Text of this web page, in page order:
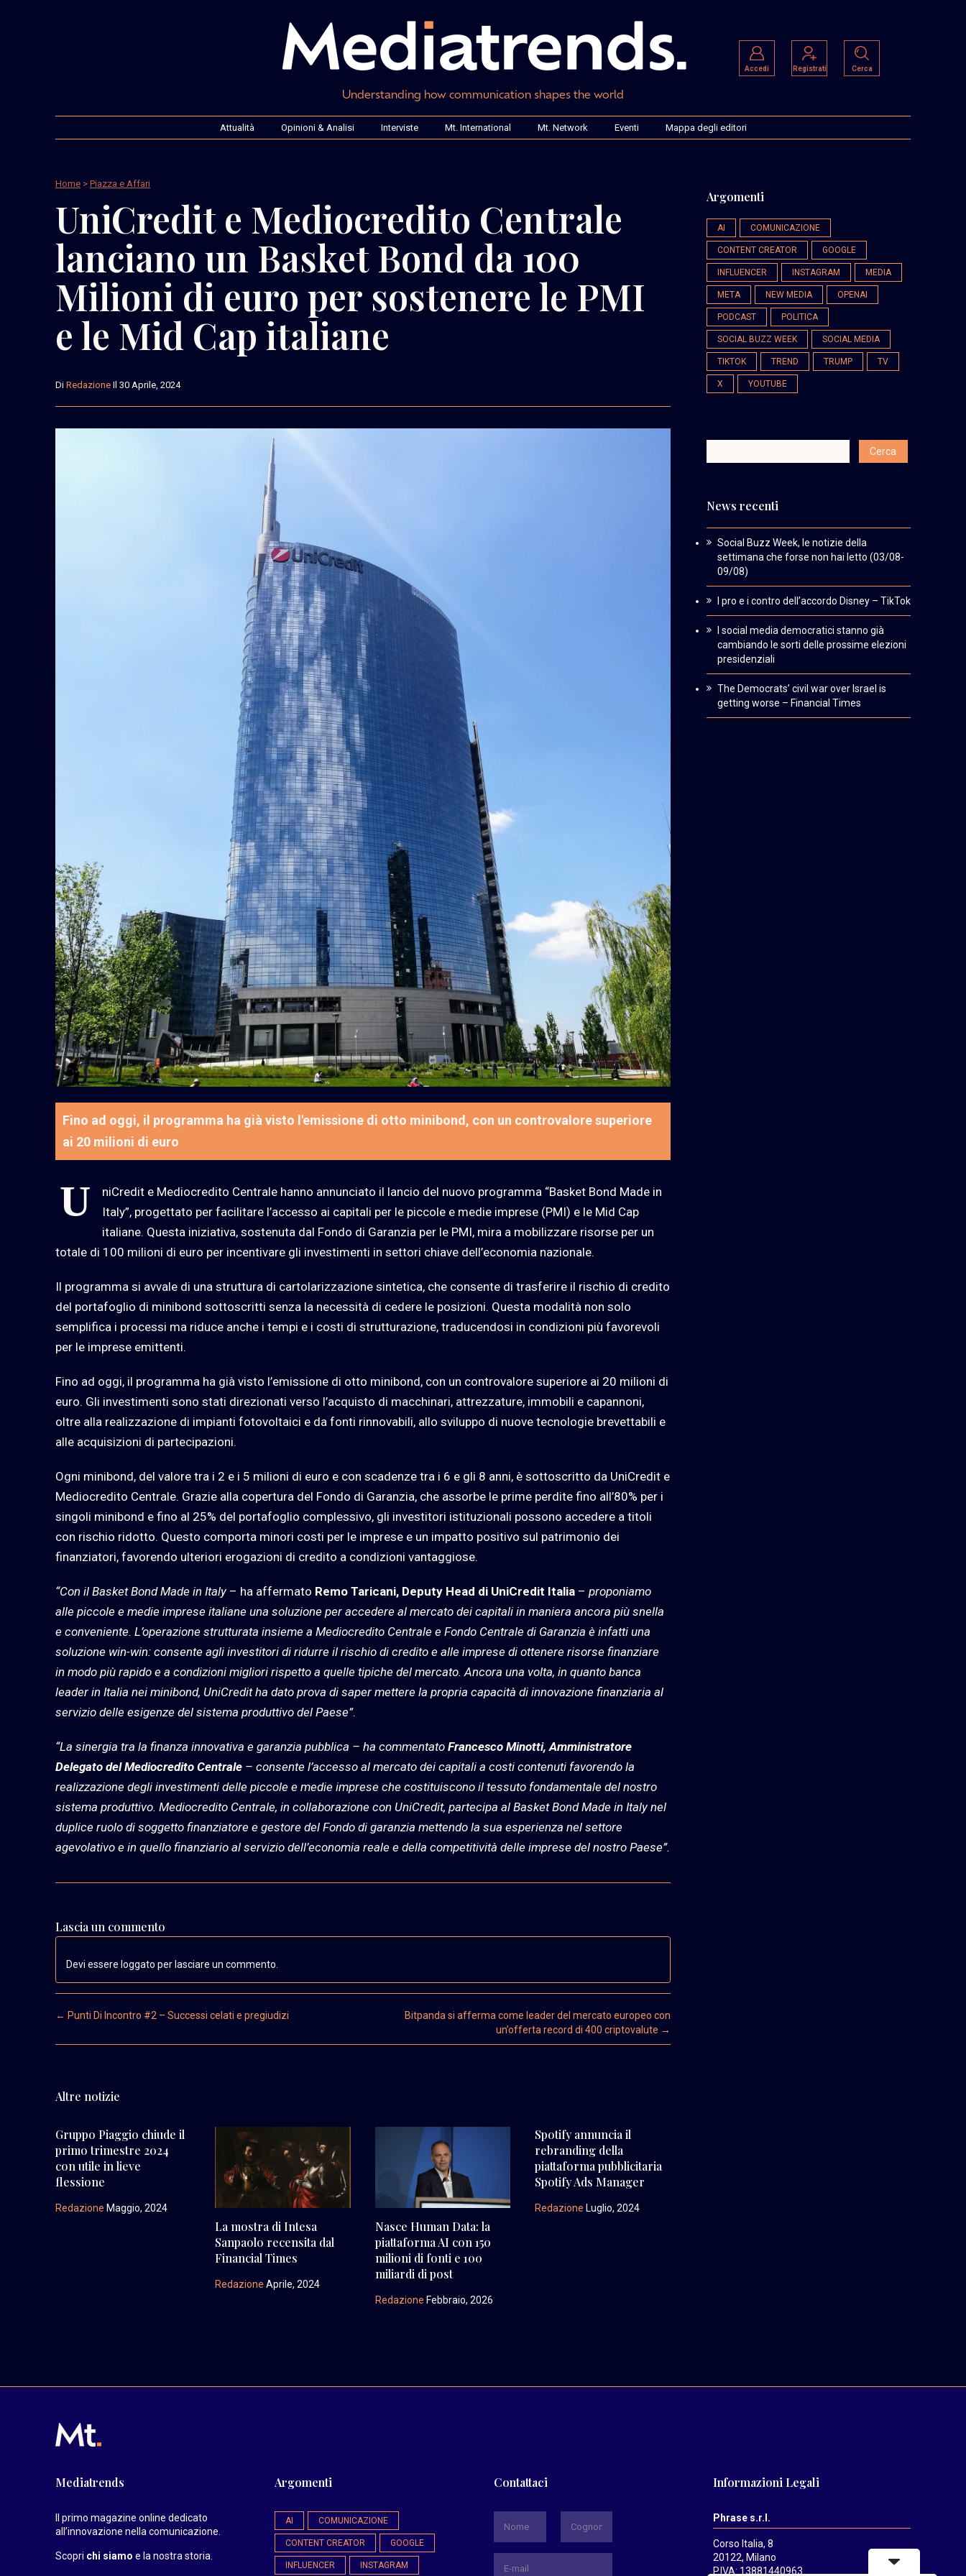
Understanding how communication shapes the world
Accedi Registrati Cerca
Attualità Opinioni & Analisi Interviste Mt. International Mt. Network Eventi Mappa degli editori
Home > Piazza e Affari
UniCredit e Mediocredito Centrale
lanciano un Basket Bond da 100
Milioni di euro per sostenere le PMI
e le Mid Cap italiane
Di Redazione Il 30 Aprile, 2024
Fino ad oggi, il programma ha già visto l'emissione di otto minibond, con un controvalore superiore
ai 20 milioni di euro
U
niCredit e Mediocredito Centrale hanno annunciato il lancio del nuovo programma “Basket Bond Made in
Italy”, progettato per facilitare l’accesso ai capitali per le piccole e medie imprese (PMI) e le Mid Cap
italiane. Questa iniziativa, sostenuta dal Fondo di Garanzia per le PMI, mira a mobilizzare risorse per un
totale di 100 milioni di euro per incentivare gli investimenti in settori chiave dell’economia nazionale.
Il programma si avvale di una struttura di cartolarizzazione sintetica, che consente di trasferire il rischio di credito
del portafoglio di minibond sottoscritti senza la necessità di cedere le posizioni. Questa modalità non solo
semplifica i processi ma riduce anche i tempi e i costi di strutturazione, traducendosi in condizioni più favorevoli
per le imprese emittenti.
Fino ad oggi, il programma ha già visto l’emissione di otto minibond, con un controvalore superiore ai 20 milioni di
euro. Gli investimenti sono stati direzionati verso l’acquisto di macchinari, attrezzature, immobili e capannoni,
oltre alla realizzazione di impianti fotovoltaici e da fonti rinnovabili, allo sviluppo di nuove tecnologie brevettabili e
alle acquisizioni di partecipazioni.
Ogni minibond, del valore tra i 2 e i 5 milioni di euro e con scadenze tra i 6 e gli 8 anni, è sottoscritto da UniCredit e
Mediocredito Centrale. Grazie alla copertura del Fondo di Garanzia, che assorbe le prime perdite fino all’80% per i
singoli minibond e fino al 25% del portafoglio complessivo, gli investitori istituzionali possono accedere a titoli
con rischio ridotto. Questo comporta minori costi per le imprese e un impatto positivo sul patrimonio dei
finanziatori, favorendo ulteriori erogazioni di credito a condizioni vantaggiose.
“Con il Basket Bond Made in Italy – ha affermato Remo Taricani, Deputy Head di UniCredit Italia – proponiamo
alle piccole e medie imprese italiane una soluzione per accedere al mercato dei capitali in maniera ancora più snella
e conveniente. L’operazione strutturata insieme a Mediocredito Centrale e Fondo Centrale di Garanzia è infatti una
soluzione win-win: consente agli investitori di ridurre il rischio di credito e alle imprese di ottenere risorse finanziare
in modo più rapido e a condizioni migliori rispetto a quelle tipiche del mercato. Ancora una volta, in quanto banca
leader in Italia nei minibond, UniCredit ha dato prova di saper mettere la propria capacità di innovazione finanziaria al
servizio delle esigenze del sistema produttivo del Paese”.
“La sinergia tra la finanza innovativa e garanzia pubblica – ha commentato Francesco Minotti, Amministratore
Delegato del Mediocredito Centrale – consente l’accesso al mercato dei capitali a costi contenuti favorendo la
realizzazione degli investimenti delle piccole e medie imprese che costituiscono il tessuto fondamentale del nostro
sistema produttivo. Mediocredito Centrale, in collaborazione con UniCredit, partecipa al Basket Bond Made in Italy nel
duplice ruolo di soggetto finanziatore e gestore del Fondo di garanzia mettendo la sua esperienza nel settore
agevolativo e in quello finanziario al servizio dell’economia reale e della competitività delle imprese del nostro Paese”.
Lascia un commento
Devi essere loggato per lasciare un commento.
Post navigation
← Punti Di Incontro #2 – Successi celati e pregiudizi
Bitpanda si afferma come leader del mercato europeo con
un’offerta record di 400 criptovalute →
Altre notizie
Gruppo Piaggio chiude il
primo trimestre 2024
con utile in lieve
flessione
Redazione Maggio, 2024
La mostra di Intesa
Sanpaolo recensita dal
Financial Times
Redazione Aprile, 2024
Nasce Human Data: la
piattaforma AI con 150
milioni di fonti e 100
miliardi di post
Redazione Febbraio, 2026
Spotify annuncia il
rebranding della
piattaforma pubblicitaria
Spotify Ads Manager
Redazione Luglio, 2024
Argomenti
AI COMUNICAZIONE
CONTENT CREATOR GOOGLE
INFLUENCER INSTAGRAM MEDIA
META NEW MEDIA OPENAI
PODCAST POLITICA
SOCIAL BUZZ WEEK SOCIAL MEDIA
TIKTOK TREND TRUMP TV
X YOUTUBE
News recenti
Social Buzz Week, le notizie della
settimana che forse non hai letto (03/08-
09/08)
I pro e i contro dell’accordo Disney – TikTok
I social media democratici stanno già
cambiando le sorti delle prossime elezioni
presidenziali
The Democrats’ civil war over Israel is
getting worse – Financial Times
Mediatrends
Il primo magazine online dedicato
all’innovazione nella comunicazione.
Scopri chi siamo e la nostra storia
Argomenti
AI COMUNICAZIONE
CONTENT CREATOR GOOGLE
INFLUENCER INSTAGRAM
Contattaci Informazioni Legali
Phrase s.r.l.
Corso Italia, 8
20122, Milano
P.IVA: 13881440963